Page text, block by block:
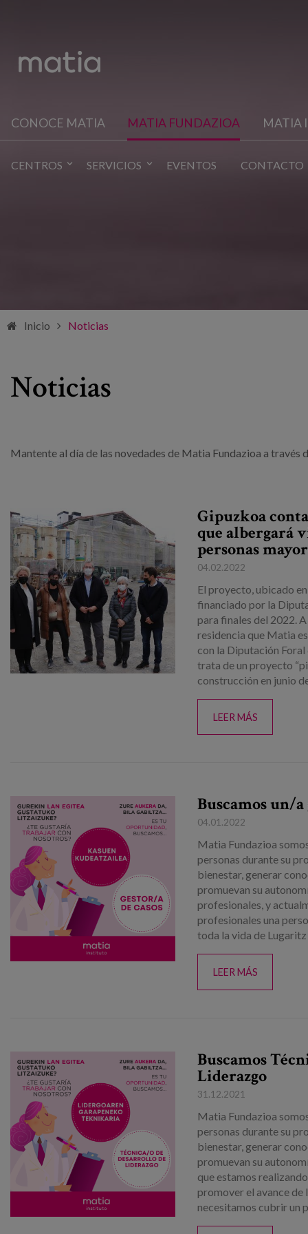
CONOCE MATIA MATIA FUNDAZIOA MATIA
CENTROS SERVICIOS EVENTOS CONTACTO
Inicio Noticias
Noticias
Mantente al día de las novedades de Matia Fundazioa a través
Gipuzkoa
que albergará
personas
04.02.2022
El proyecto, ubicado
financiado por la
para finales del 2022.
residencia que Matia
con la Diputación
trata de un proyecto
construcción en junio
LEER MÁS
Buscamos un/
04.01.2022
Matia Fundazioa
personas durante su
bienestar, generar
promuevan su
profesionales, y
profesionales una
toda la vida de
LEER MÁS
Buscamos
Liderazgo
31.12.2021
Matia Fundazioa
personas durante su
bienestar, generar
promuevan su
que estamos
promover el avance de
necesitamos cubrir un